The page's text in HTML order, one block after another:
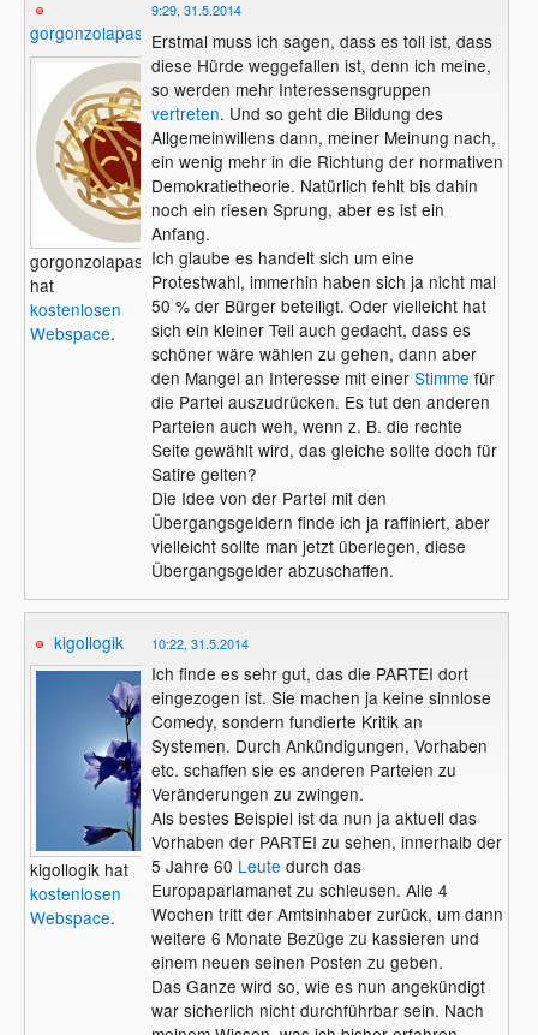
gorgonzolapasta
gorgonzolapasta
hat
kostenlosen
Webspace.
9:29, 31.5.2014
Erstmal muss ich sagen, dass es toll ist, dass
diese Hürde weggefallen ist, denn ich meine,
so werden mehr Interessensgruppen
vertreten. Und so geht die Bildung des
Allgemeinwillens dann, meiner Meinung nach,
ein wenig mehr in die Richtung der normativen
Demokratietheorie. Natürlich fehlt bis dahin
noch ein riesen Sprung, aber es ist ein
Anfang.
Ich glaube es handelt sich um eine
Protestwahl, immerhin haben sich ja nicht mal
50 % der Bürger beteiligt. Oder vielleicht hat
sich ein kleiner Teil auch gedacht, dass es
schöner wäre wählen zu gehen, dann aber
den Mangel an Interesse mit einer Stimme für
die Partei auszudrücken. Es tut den anderen
Parteien auch weh, wenn z. B. die rechte
Seite gewählt wird, das gleiche sollte doch für
Satire gelten?
Die Idee von der Partei mit den
Übergangsgeldern finde ich ja raffiniert, aber
vielleicht sollte man jetzt überlegen, diese
Übergangsgelder abzuschaffen.
kigollogik
kigollogik hat
kostenlosen
Webspace.
10:22, 31.5.2014
Ich finde es sehr gut, das die PARTEI dort
eingezogen ist. Sie machen ja keine sinnlose
Comedy, sondern fundierte Kritik an
Systemen. Durch Ankündigungen, Vorhaben
etc. schaffen sie es anderen Parteien zu
Veränderungen zu zwingen.
Als bestes Beispiel ist da nun ja aktuell das
Vorhaben der PARTEI zu sehen, innerhalb der
5 Jahre 60 Leute durch das
Europaparlamanet zu schleusen. Alle 4
Wochen tritt der Amtsinhaber zurück, um dann
weitere 6 Monate Bezüge zu kassieren und
einem neuen seinen Posten zu geben.
Das Ganze wird so, wie es nun angekündigt
war sicherlich nicht durchführbar sein. Nach